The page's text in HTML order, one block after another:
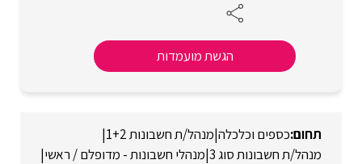
הגשת מועמדות
כספים וכלכלה|מנהל/ת חשבונות 1+2
|
מנהל/ת חשבונות סוג 3 |מנהלי חשבונות - מדופלם / ראשי|